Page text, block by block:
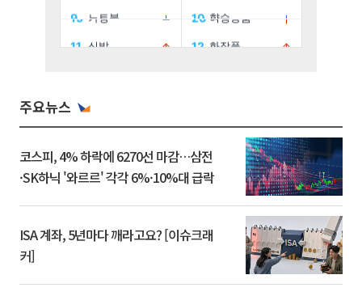
주요뉴스
코스피, 4% 하락에 6270선 마감…삼전
·SK하닉 '와르르' 각각 6%·10%대 급락
ISA 계좌, 5년마다 깨라고요? [이슈크래
커]